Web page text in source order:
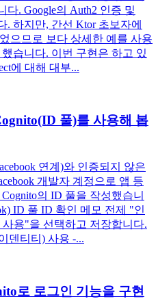
. Google의 Auth2 인증 및
. 하지만, 간선 Ktor 초보자에
으므로 보다 상세한 예를 사용
습니다. 이번 구현은 하고 있
에 대해 대부...
풀)를 사용해 봅
연계)와 인증되지 않은
개발자 계정으로 앱 등
의 ID 풀을 작성했습니
ID 풀 ID 확인 메모 전제 "인
용"을 선택하고 저장합니다.
덴티티) 사용 -...
로 로그인 기능을 구현